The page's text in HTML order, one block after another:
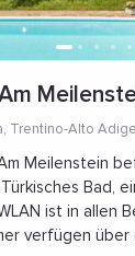
Trentino-Alto Adige
Meilenstein
Bad,
ist in allen
verfügen über